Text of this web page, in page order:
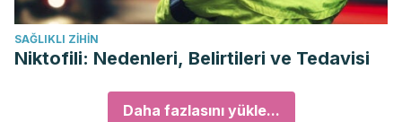
SAĞLIKLI ZIHIN
Niktofili: Nedenleri, Belirtileri ve Tedavisi
Daha fazlasını yükle...